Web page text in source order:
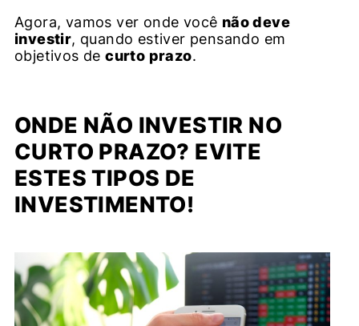
Agora, vamos ver onde você não deve
investir, quando estiver pensando em
objetivos decurto prazo.
ONDE NÃO INVESTIR NO
CURTO PRAZO? EVITE
ESTES TIPOS DE
INVESTIMENTO!